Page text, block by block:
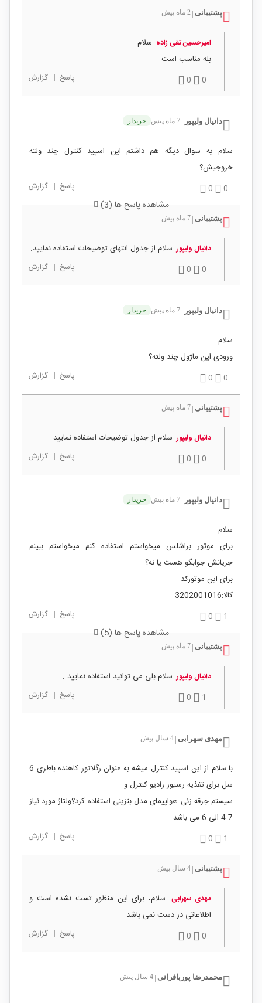
پشتیبانی | 2 ماه پیش
امیرحسین تقی زاده سلام
بله مناسب است
0
0 پاسخ | گزارش
دانیال ولیپور | 7 ماه پیش خریدار
سلام یه سوال دیگه هم داشتم این اسپید کنترل چند ولته
خروجیش؟
0
0 پاسخ | گزارش
مشاهده پاسخ ها (3)
پشتیبانی | 7 ماه پیش
دانیال ولیپور سلام از جدول انتهای توضیحات استفاده نمایید.
0
0 پاسخ | گزارش
دانیال ولیپور | 7 ماه پیش خریدار
سلام
ورودی این ماژول چند ولته؟
0
0 پاسخ | گزارش
پشتیبانی | 7 ماه پیش
دانیال ولیپور سلام از جدول توضیحات استفاده نمایید .
0
0 پاسخ | گزارش
دانیال ولیپور | 7 ماه پیش خریدار
سلام
برای موتور براشلس میخواستم استفاده کنم میخواستم ببینم
جریانش جوابگو هست یا نه؟
برای این موتورکد
کالا:3202001016
1
0 پاسخ | گزارش
مشاهده پاسخ ها (5)
پشتیبانی | 7 ماه پیش
دانیال ولیپور سلام بلی می توانید استفاده نمایید .
1
0 پاسخ | گزارش
مهدی سهرابی | 4 سال پیش
با سلام از این اسپید کنترل میشه به عنوان رگلاتور کاهنده باطری 6
سل برای تغذیه رسیور رادیو کنترل و
سیستم جرقه زنی هواپیمای مدل بنزینی استفاده کرد؟ولتاژ مورد نیاز
4.7 الی 6 می باشد
1
0 پاسخ | گزارش
پشتیبانی | 4 سال پیش
مهدی سهرابی سلام، برای این منظور تست نشده است و
اطلاعاتی در دست نمی باشد .
0
0 پاسخ | گزارش
محمدرضا پوربافرانی | 4 سال پیش